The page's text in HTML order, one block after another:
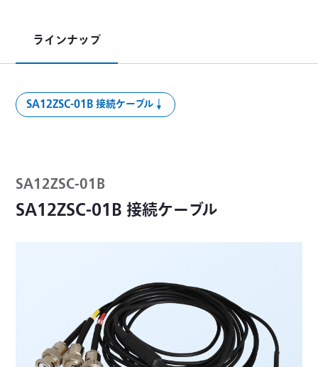
ラインナップ
SA12ZSC-01B 接続ケーブル
SA12ZSC-01B
SA12ZSC-01B 接続ケーブル